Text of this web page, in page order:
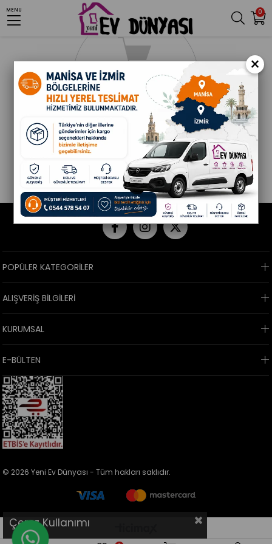
0
MENU
POPÜLER KATEGORİLER
ALIŞVERİŞ BİLGİLERİ
KURUMSAL
E-BÜLTEN
© 2026 Yeni Ev Dünyası - Tüm hakları saklıdır.
Çerez Kullanımı
×